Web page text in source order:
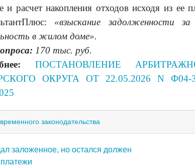
и расчет накопления отходов исходя из ее
«взыскание задолженности
в жилом доме».
170 тыс. руб.
ПОСТАНОВЛЕНИЕ
ОКРУГА ОТ 22.05.2026 N
законодательства
по записям
заложенное, но остался должен